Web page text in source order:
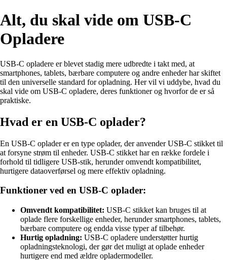
Alt, du skal vide om USB-C
Opladere
USB-C opladere er blevet stadig mere udbredte i takt med, at
smartphones, tablets, bærbare computere og andre enheder har skiftet
til den universelle standard for opladning. Her vil vi uddybe, hvad du
skal vide om USB-C opladere, deres funktioner og hvorfor de er så
praktiske.
Hvad er en USB-C oplader?
En USB-C oplader er en type oplader, der anvender USB-C stikket til
at forsyne strøm til enheder. USB-C stikket har en række fordele i
forhold til tidligere USB-stik, herunder omvendt kompatibilitet,
hurtigere dataoverførsel og mere effektiv opladning.
Funktioner ved en USB-C oplader:
Omvendt kompatibilitet: USB-C stikket kan bruges til at
oplade flere forskellige enheder, herunder smartphones, tablets,
bærbare computere og endda visse typer af tilbehør.
Hurtig opladning: USB-C opladere understøtter hurtig
opladningsteknologi, der gør det muligt at oplade enheder
hurtigere end med ældre opladermodeller.